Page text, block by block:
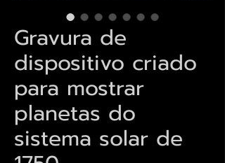
Gravura de
dispositivo criado
para mostrar
planetas do
sistema solar de